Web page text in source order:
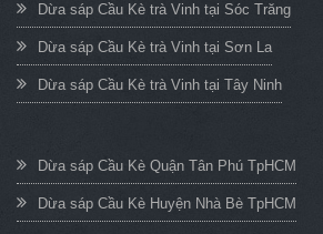
Dừa sáp Cầu Kè trà Vinh tại Sóc Trăng
Dừa sáp Cầu Kè trà Vinh tại Sơn La
Dừa sáp Cầu Kè trà Vinh tại Tây Ninh
Dừa sáp Cầu Kè Quận Tân Phú TpHCM
Dừa sáp Cầu Kè Huyện Nhà Bè TpHCM